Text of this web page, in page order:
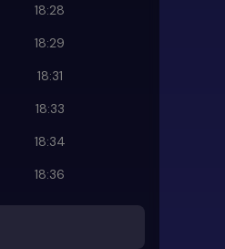
18:28
18:29
18:31
18:33
18:34
18:36